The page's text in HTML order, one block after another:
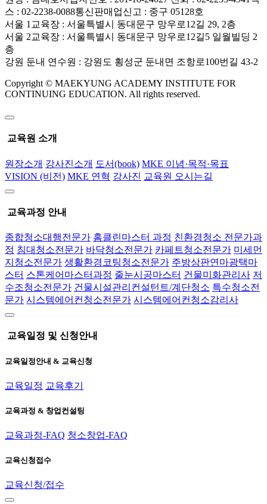
스 : 02-2238-0088통신판매업신고 : 중구 05128호
서울 1교육장 : 서울특별시 동대문구 망우로12길 29, 2층
서울 2교육장 : 서울특별시 동대문구 망우로12길5 일월빌딩 2
층
강원 둔내 연수원 : 강원도 횡성군 둔내면 조항로100번길 43-2
Copyright © MAEKYUNG ACADEMY INSTITUTE FOR
CONTINUING EDUCATION. All rights reserved.
교육원 소개
원장소개 강사진소개 도서(book) MKE 이념·목적·목표
VISION (비전) MKE 연혁 강사진 교육원 오시는길
교육과정 안내
종합청소대행전문가 홈클린마스터 과정 친환경청소 전문가과
정 침대청소전문가 바닥청소전문가 카페트청소전문가 미세먼
지청소전문가 생활환경코팅청소전문가 주방상판연마광택마
스터 스톤케어마스터과정 줄눈시공마스터 건물미화관리사 저
수조청소전문가 건물시설관리컨설턴트/계단청소 특수청소전
문가 시스템에어컨청소전문가 시스템에어컨청소감리사
교육일정 및 신청안내
교육일정안내 & 교육신청
교육일정 교육후기
교육과정 & 창업컨설팅
교육과정-FAQ 청소창업-FAQ
교육신청접수
교육신청/접수